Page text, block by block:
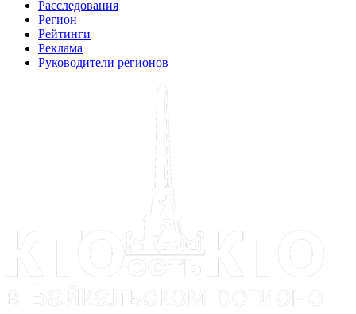
Расследования
Регион
Рейтинги
Реклама
Руководители регионов